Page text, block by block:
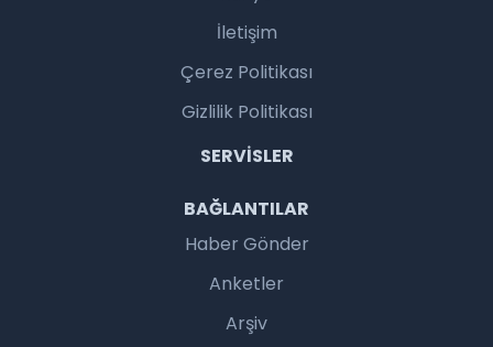
İletişim
Çerez Politikası
Gizlilik Politikası
SERVISLER
BAĞLANTILAR
Haber Gönder
Anketler
Arşiv